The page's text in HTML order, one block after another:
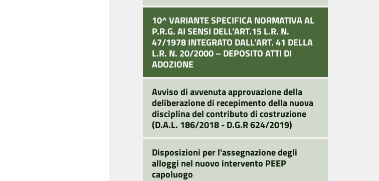
10^ VARIANTE SPECIFICA NORMATIVA AL
P.R.G. AI SENSI DELL’ART.15 L.R. N.
47/1978 INTEGRATO DALL’ART. 41 DELLA
L.R. N. 20/2000 – DEPOSITO ATTI DI
ADOZIONE
Avviso di avvenuta approvazione della
deliberazione di recepimento della nuova
disciplina del contributo di costruzione
(D.A.L. 186/2018 - D.G.R 624/2019)
Disposizioni per l'assegnazione degli
alloggi nel nuovo intervento PEEP
capoluogo